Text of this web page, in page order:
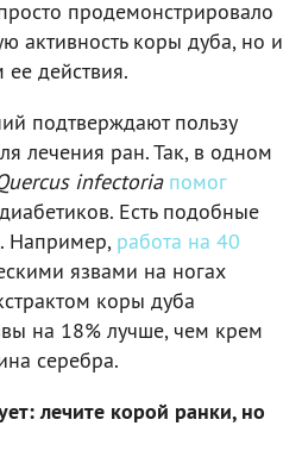
продемонстрировало
активность коры дуба, но и
действия.
подтверждают пользу
лечения ран. Так, в одном
infectoria помог
Есть подобные
Например, работа на 40
язвами на ногах
коры дуба
на 18% лучше, чем крем
серебра.
лечите корой ранки, но